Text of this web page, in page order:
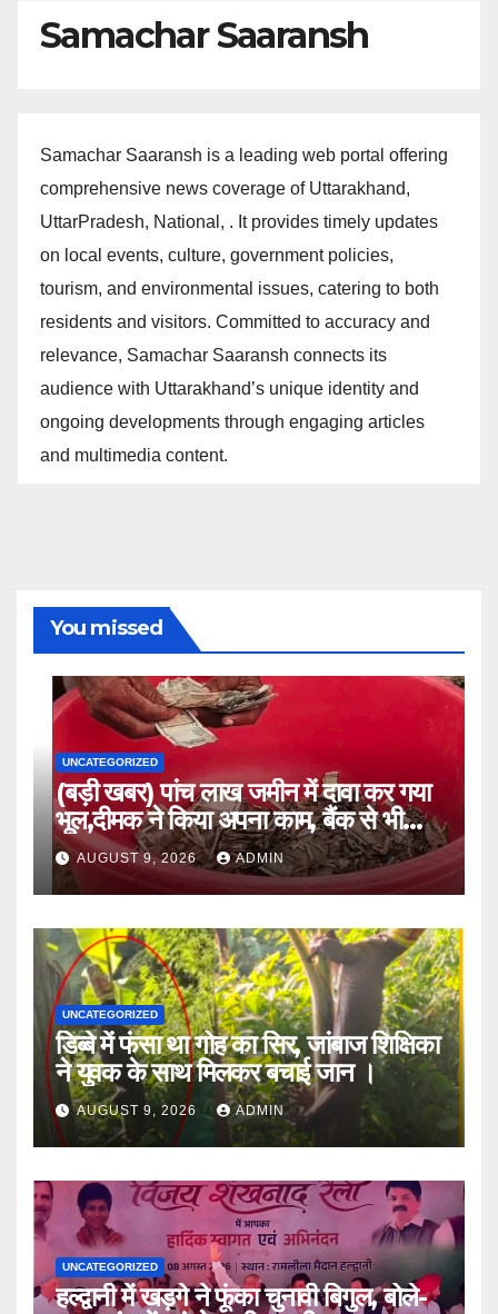
Samachar Saaransh
Samachar Saaransh is a leading web portal offering
comprehensive news coverage of Uttarakhand,
UttarPradesh, National, . It provides timely updates
on local events, culture, government policies,
tourism, and environmental issues, catering to both
residents and visitors. Committed to accuracy and
relevance, Samachar Saaransh connects its
audience with Uttarakhand’s unique identity and
ongoing developments through engaging articles
and multimedia content.
You missed
UNCATEGORIZED
(बड़ी खबर) पांच लाख जमीन में दावा कर गया
भूल,दीमक ने किया अपना काम, बैंक से भी
लौटा हताश ।।
AUGUST 9, 2026 ADMIN
UNCATEGORIZED
डिब्बे में फंसा था गोह का सिर, जांबाज शिक्षिका
ने युवक के साथ मिलकर बचाई जान ।
AUGUST 9, 2026 ADMIN
UNCATEGORIZED
हल्द्वानी में खड़गे ने फूंका चुनावी बिगुल, बोले-